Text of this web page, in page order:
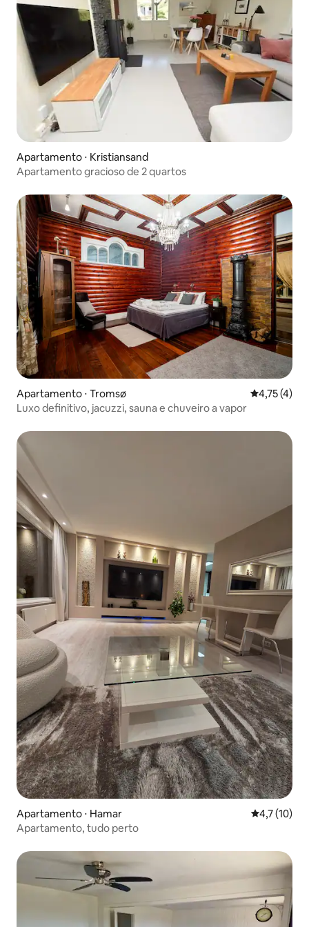
Apartamento ⋅ Kristiansand
Apartamento gracioso de 2 quartos
Apartamento ⋅ Tromsø 4,75 de
4,75 (4)
Luxo definitivo, jacuzzi, sauna e chuveiro a vapor
Apartamento ⋅ Hamar 4,7 de uma
4,7 (10)
Apartamento, tudo perto